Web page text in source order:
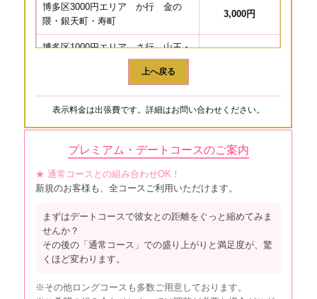
博多区3000円エリア か行 金の
隈・銀天町・寿町
3,000円
博多区1000円エリア さ行 山王・
下川端町・下呉服町・須崎町・住
下臼井・下月隈
2,000円
博多区3000円エリア さ行 三筑・
東雲町・昭南町
3,000円
博多区4000円エリア さ行 新和町 4,000円
町・竹下・築港本町・千代・綱場
町・対馬小路・店屋町・東光・東光
寺町
町・月隈
3,000円
上へ戻る
表示料金は出張費です。詳細はお問い合わせください。
プレミアム・デートコースのご案内
★ 通常コースとの組み合わせOK！
新規のお客様も、全コースご利用いただけます。
まずはデートコースで彼女との距離をぐっと縮めてみま
せんか？
その後の「通常コース」での盛り上がりと満足度が、驚
くほど変わります。
※その他ロングコースも多数ご用意しております。